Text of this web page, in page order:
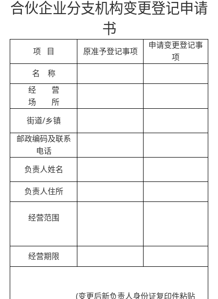
合伙企业分支机构变更登记申请
书
项 目 原准予登记事项
申请变更登记事
项
名
称
经 营
场 所
街道/乡镇
邮政编码及联系
电话
负责人姓名
负责人住所
经营范围
经营期限
(变更后新负责人身份证复印件粘贴